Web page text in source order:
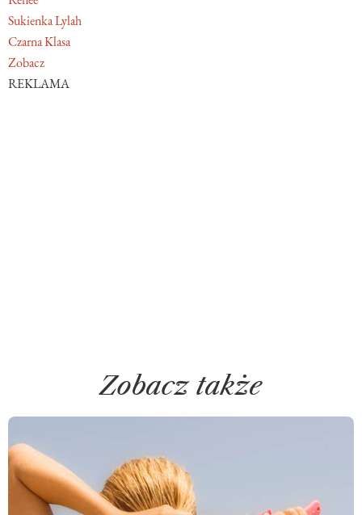
Sukienka Lylah
Czarna Klasa
Zobacz
REKLAMA
Zobacz także